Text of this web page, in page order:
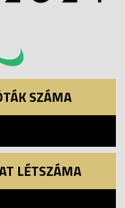
SZÁMA
LÉTSZÁMA